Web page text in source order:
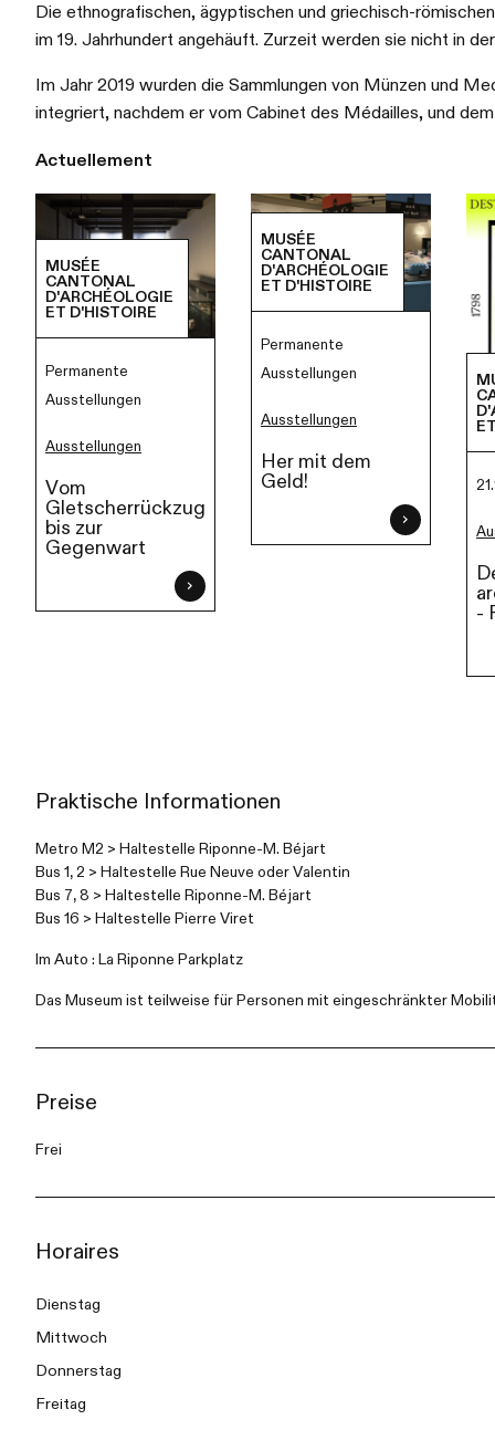
Die ethnografischen, ägyptischen und griechisch-
im 19. Jahrhundert angehäuft. Zurzeit werden sie nicht in
Im Jahr 2019 wurden die Sammlungen von Münzen und
integriert, nachdem er vom Cabinet des Médailles, und
Actuellement
MUSÉE
CANTONAL
D'ARCHÉOLOGIE
ET D'HISTOIRE
Permanente
Ausstellungen
Ausstellungen
Vom
Gletscherrückzug
bis zur
Gegenwart
MUSÉE
CANTONAL
D'ARCHÉOLOGIE
ET D'HISTOIRE
Permanente
Ausstellungen
Ausstellungen
Her mit dem
Geld!
-
Praktische Informationen
Metro M2 > Haltestelle Riponne-M. Béjart
Bus 1, 2 > Haltestelle Rue Neuve oder Valentin
Bus 7, 8 > Haltestelle Riponne-M. Béjart
Bus 16 > Haltestelle Pierre Viret
Im Auto : La Riponne Parkplatz
Das Museum ist teilweise für Personen mit eingeschränkter
Preise
Frei
Horaires
Dienstag
Mittwoch
Donnerstag
Freitag